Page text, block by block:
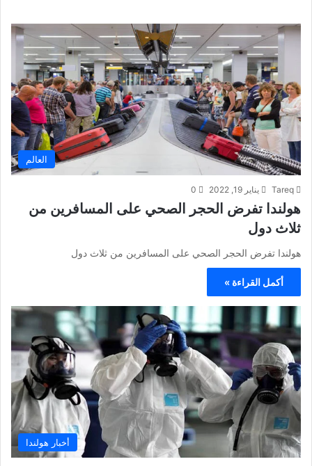
العالم
Tareq يناير 19, 2022 0
هولندا تفرض الحجر الصحي على المسافرين من
ثلاث دول
هولندا تفرض الحجر الصحي على المسافرين من ثلاث دول
أكمل القراءة »
أخبار هولندا